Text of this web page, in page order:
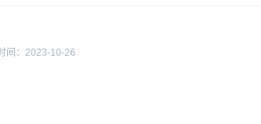
间： 2023-10-26